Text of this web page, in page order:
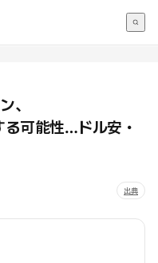
、
可能性…ドル安・
出典